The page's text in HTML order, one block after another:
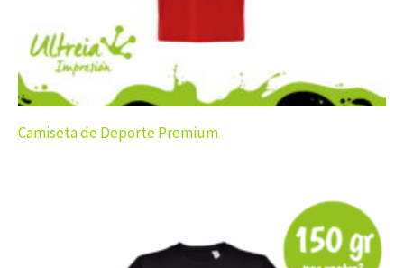
Camiseta de Deporte Premium